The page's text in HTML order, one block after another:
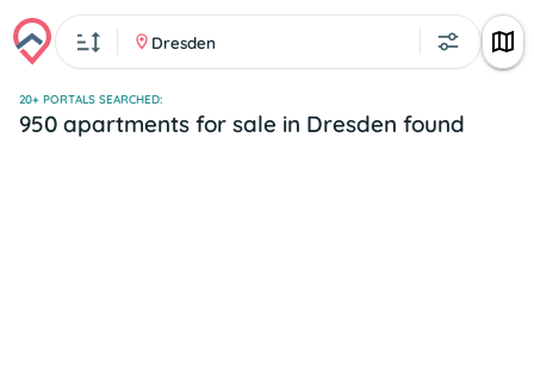
Dresden
20+ PORTALS SEARCHED:
950 apartments for sale in Dresden found